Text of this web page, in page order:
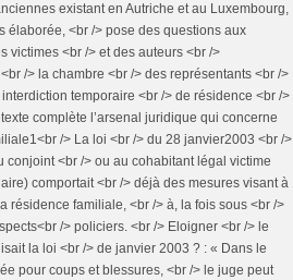
existant en Autriche et au Luxembourg,
élaborée, <br /> pose des questions aux
victimes <br /> et des auteurs <br />
/> la chambre <br /> des représentants <br />
temporaire <br /> de résidence <br />
complète l’arsenal juridique qui concerne
/> La loi <br /> du 28 janvier2003 <br />
<br /> ou au cohabitant légal victime
comportait <br /> déjà des mesures visant à
résidence familiale, <br /> à, la fois sous <br />
/> policiers. <br /> Eloigner <br /> le
la loi <br /> de janvier 2003 ? : « Dans le
pour coups et blessures, <br /> le juge peut